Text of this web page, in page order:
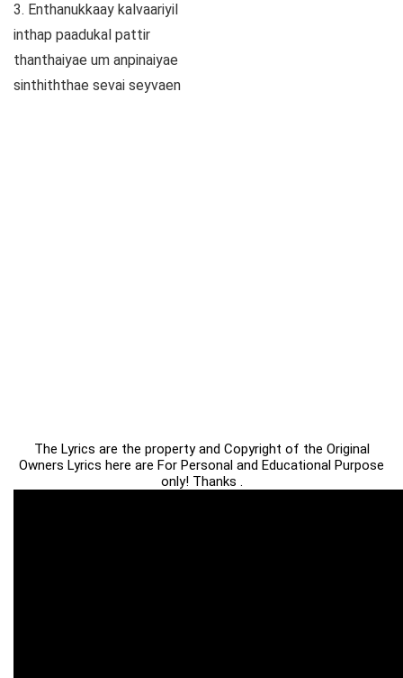
3. Enthanukkaay kalvaariyil
inthap paadukal pattir
thanthaiyae um anpinaiyae
sinthiththae sevai seyvaen
The Lyrics are the property and Copyright of the Original
Owners Lyrics here are For Personal and Educational Purpose
only! Thanks .